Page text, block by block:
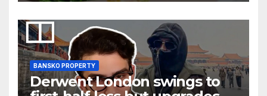
BANSKO PROPERTY
Derwent London swings to